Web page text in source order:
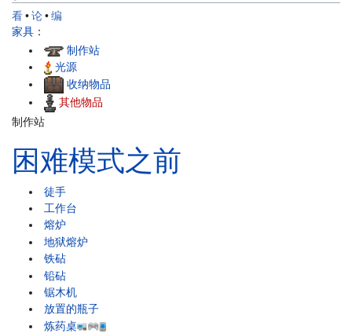
看•论•编
家具 ：
制作站
光源
收纳物品
其他物品
制作站
困难模式之前
徒手
工作台
熔炉
地狱熔炉
铁砧
铅砧
锯木机
放置的瓶子
炼药桌